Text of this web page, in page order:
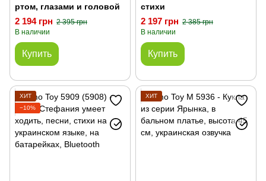
ртом, глазами и головой
2 194 грн 2 395 грн
В наличии
Купить
стихи
2 197 грн 2 385 грн
В наличии
Купить
ХИТ
−10%
ХИТ